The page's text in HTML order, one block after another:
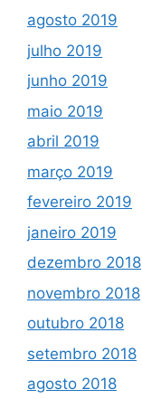
agosto 2019
julho 2019
junho 2019
maio 2019
abril 2019
março 2019
fevereiro 2019
janeiro 2019
dezembro 2018
novembro 2018
outubro 2018
setembro 2018
agosto 2018